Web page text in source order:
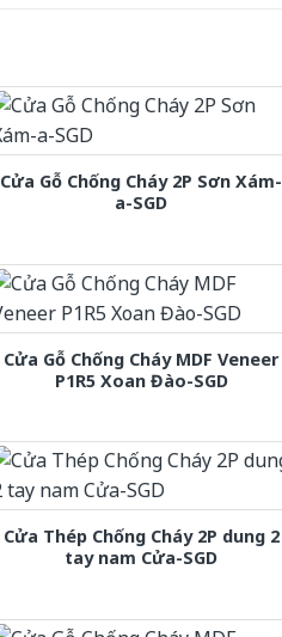
Cửa Gỗ Chống Cháy 2P Sơn Xám-
a-SGD
Cửa Gỗ Chống Cháy MDF Veneer
P1R5 Xoan Đào-SGD
Cửa Thép Chống Cháy 2P dung 2
tay nam Cửa-SGD